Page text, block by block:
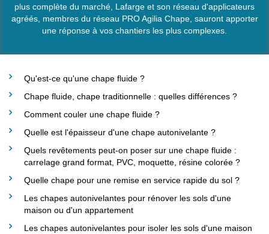
plus complète du marché, Lafarge et son réseau d'applicateurs
agréés, membres du réseau PRO Agilia Chape, sauront apporter
une réponse à vos chantiers les plus complexes.
Qu'est-ce qu'une chape fluide ?
Chape fluide, chape traditionnelle : quelles différences ?
Comment couler une chape fluide ?
Quelle est l'épaisseur d'une chape autonivelante ?
Quels revêtements peut-on poser sur une chape fluide :
carrelage grand format, PVC, moquette, résine colorée ?
Quelle chape pour une remise en service rapide du sol ?
Les chapes autonivelantes pour rénover les sols d'une
maison ou d'un appartement
Les chapes autonivelantes pour isoler les sols d'une maison